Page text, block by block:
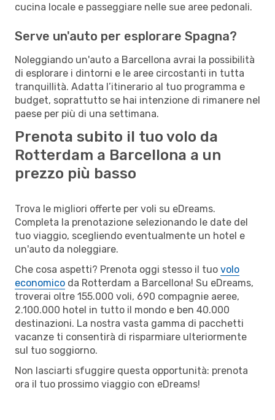
cucina locale e passeggiare nelle sue aree pedonali.
Serve un'auto per esplorare Spagna?
Noleggiando un'auto a Barcellona avrai la possibilità
di esplorare i dintorni e le aree circostanti in tutta
tranquillità. Adatta l’itinerario al tuo programma e
budget, soprattutto se hai intenzione di rimanere nel
paese per più di una settimana.
Prenota subito il tuo volo da
Rotterdam a Barcellona a un
prezzo più basso
Trova le migliori offerte per voli su eDreams.
Completa la prenotazione selezionando le date del
tuo viaggio, scegliendo eventualmente un hotel e
un'auto da noleggiare.
Che cosa aspetti? Prenota oggi stesso il tuo volo
economico da Rotterdam a Barcellona! Su eDreams,
troverai oltre 155.000 voli, 690 compagnie aeree,
2.100.000 hotel in tutto il mondo e ben 40.000
destinazioni. La nostra vasta gamma di pacchetti
vacanze ti consentirà di risparmiare ulteriormente
sul tuo soggiorno.
Non lasciarti sfuggire questa opportunità: prenota
ora il tuo prossimo viaggio con eDreams!